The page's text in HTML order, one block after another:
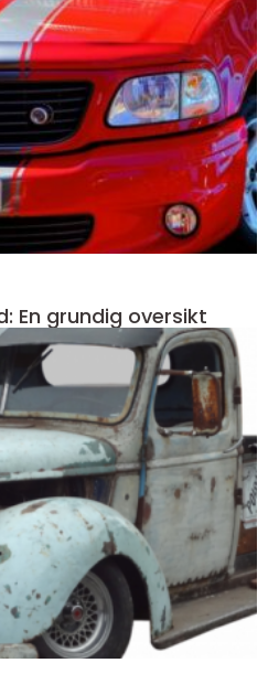
En grundig oversikt